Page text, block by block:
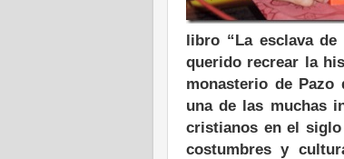
libro “La esclava
querido recrear la
monasterio de
una de las muchas
cristianos en el siglo
costumbres y